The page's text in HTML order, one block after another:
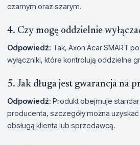
czarnym oraz szarym.
4. Czy mogę oddzielnie
Odpowiedź: Tak, Axon Acar SMART
wyłączniki, które kontrolują oddzielne
5. Jak długa jest gwarancja na
Odpowiedź: Produkt obejmuje
producenta, szczegóły można uzyskać
obsługą klienta lub sprzedawcą.